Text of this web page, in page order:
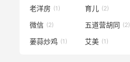
老洋房 (1) 育儿 (2)
微信 (2) 五道营胡同 (2)
葁蒜炒鸡 (1) 艾美 (1)